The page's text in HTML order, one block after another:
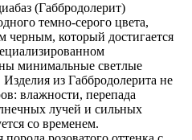
(Габбродолерит)
темно-серого цвета,
черным, который достигается
минимальные светлые
из Габбродолерита не
влажности, перепада
лучей и сильных
со временем.